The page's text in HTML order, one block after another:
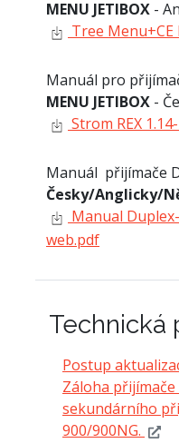
MENU JETIBOX -
Tree Menu+CE
Manuál pro
MENU JETIBOX -
Strom REX
Manuál přijímače
Česky/Anglicky/
Manual
web.pdf
Technická
Postup
Záloha přijímače
sekundárního
900/900NG.